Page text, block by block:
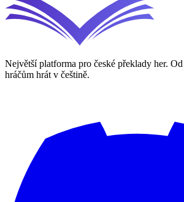
Největší platforma pro české překlady her.
hráčům hrát v češtině.